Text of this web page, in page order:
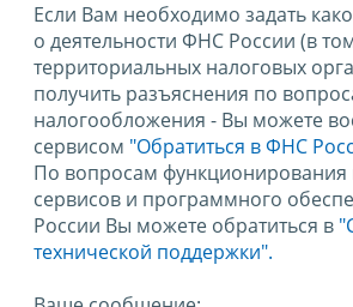
Если Вам необходимо задать
о деятельности ФНС России (в
территориальных налоговых
получить разъяснения по
налогообложения - Вы можете
сервисом "Обратиться в ФНС
По вопросам функционирования
сервисов и программного
России Вы можете обратиться в
технической поддержки".